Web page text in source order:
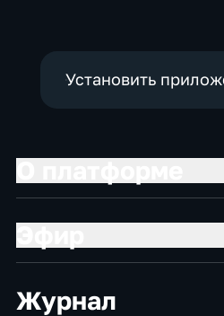
Установить
Журнал